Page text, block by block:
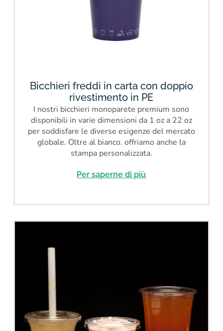
Bicchieri freddi in carta con doppio
rivestimento in PE
I nostri bicchieri monoparete premium sono
disponibili in varie dimensioni da 1 oz a 22 oz
per soddisfare le diverse esigenze del mercato
globale. Oltre al bianco. offriamo anche la
stampa personalizzata.
Per saperne di più